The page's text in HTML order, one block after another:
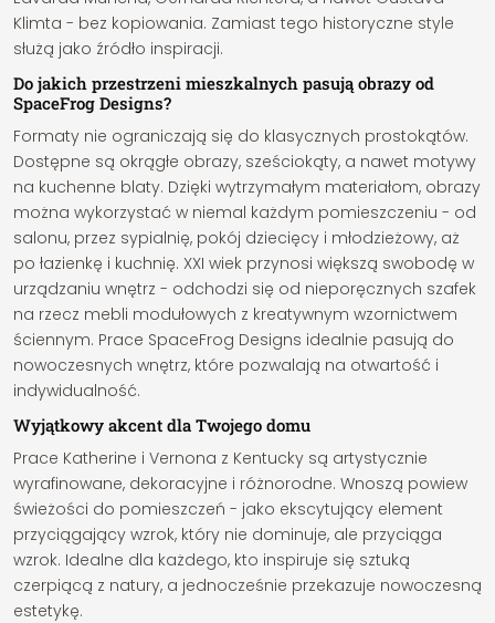
Klimta - bez kopiowania. Zamiast tego historyczne style
służą jako źródło inspiracji.
Do jakich przestrzeni mieszkalnych pasują obrazy od
SpaceFrog Designs?
Formaty nie ograniczają się do klasycznych prostokątów.
Dostępne są okrągłe obrazy, sześciokąty, a nawet motywy
na kuchenne blaty. Dzięki wytrzymałym materiałom, obrazy
można wykorzystać w niemal każdym pomieszczeniu - od
salonu, przez sypialnię, pokój dziecięcy i młodzieżowy, aż
po łazienkę i kuchnię. XXI wiek przynosi większą swobodę w
urządzaniu wnętrz - odchodzi się od nieporęcznych szafek
na rzecz mebli modułowych z kreatywnym wzornictwem
ściennym. Prace SpaceFrog Designs idealnie pasują do
nowoczesnych wnętrz, które pozwalają na otwartość i
indywidualność.
Wyjątkowy akcent dla Twojego domu
Prace Katherine i Vernona z Kentucky są artystycznie
wyrafinowane, dekoracyjne i różnorodne. Wnoszą powiew
świeżości do pomieszczeń - jako ekscytujący element
przyciągający wzrok, który nie dominuje, ale przyciąga
wzrok. Idealne dla każdego, kto inspiruje się sztuką
czerpiącą z natury, a jednocześnie przekazuje nowoczesną
estetykę.